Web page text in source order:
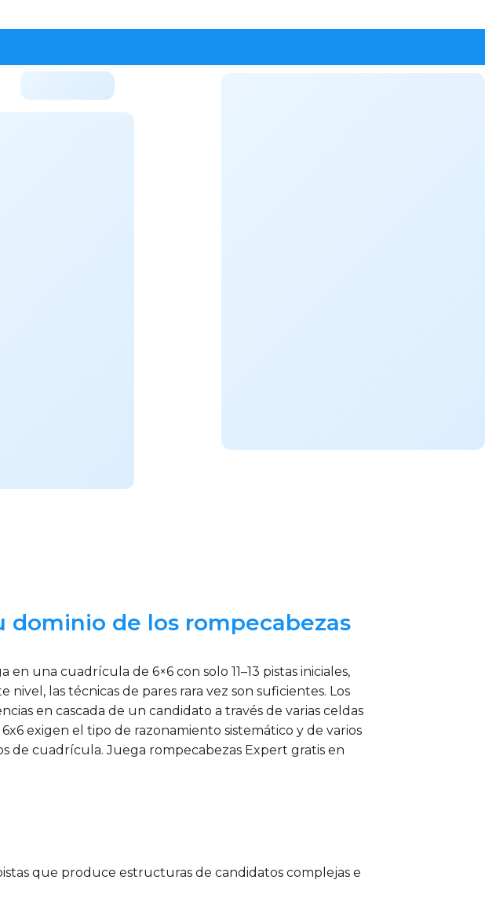
de los rompecabezas
una cuadrícula de 6×6 con solo 11–13 pistas iniciales,
las técnicas de pares rara vez son suficientes. Los
en cascada de un candidato a través de varias celdas
exigen el tipo de razonamiento sistemático y de varios
de cuadrícula. Juega rompecabezas Expert gratis en
que produce estructuras de candidatos complejas e